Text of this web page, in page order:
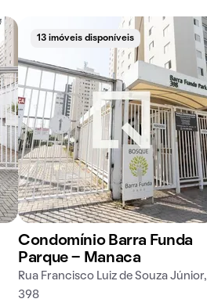
13 imóveis disponíveis
Condomínio Barra Funda
Parque - Manaca
Rua Francisco Luiz de Souza Júnior,
398